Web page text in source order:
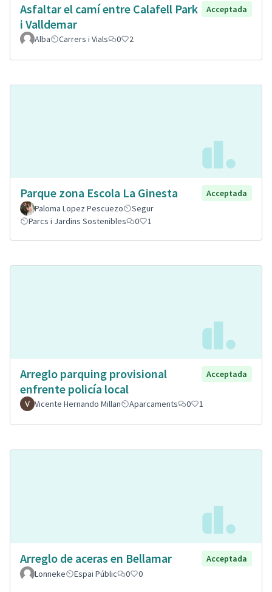
Asfaltar el camí entre Calafell Park
i Valldemar
Acceptada
Alba Carrers i Vials 0 2
Parque zona Escola La Ginesta
Acceptada
Paloma Lopez Pescuezo
Segur
Parcs i Jardins Sostenibles
0 1
Arreglo parquing provisional
enfrente policía local
Acceptada
Vicente Hernando Millan Aparcaments 0 1
Arreglo de aceras en Bellamar
Acceptada
Lonneke
Espai Públic 0 0